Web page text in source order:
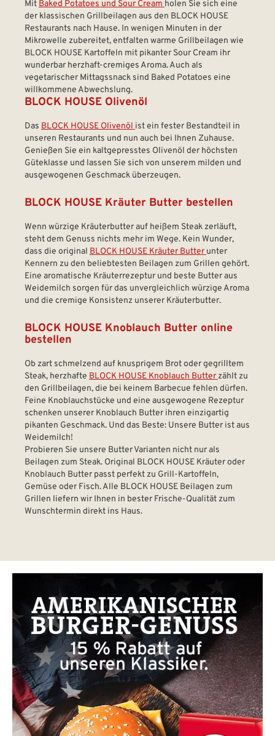
Mit Baked Potatoes und Sour Cream holen Sie sich eine
der klassischen Grillbeilagen aus den BLOCK HOUSE
Restaurants nach Hause. In wenigen Minuten in der
Mikrowelle zubereitet, entfalten warme Grillbeilagen wie
BLOCK HOUSE Kartoffeln mit pikanter Sour Cream ihr
wunderbar herzhaft-cremiges Aroma. Auch als
vegetarischer Mittagssnack sind Baked Potatoes eine
willkommene Abwechslung.
BLOCK HOUSE Olivenöl
Das BLOCK HOUSE Olivenöl ist ein fester Bestandteil in
unseren Restaurants und nun auch bei Ihnen Zuhause.
Genießen Sie ein kaltgepresstes Olivenöl der höchsten
Güteklasse und lassen Sie sich von unserem milden und
ausgewogenen Geschmack überzeugen.
BLOCK HOUSE Kräuter Butter bestellen
Wenn würzige Kräuterbutter auf heißem Steak zerläuft,
steht dem Genuss nichts mehr im Wege. Kein Wunder,
dass die original BLOCK HOUSE Kräuter Butter unter
Kennern zu den beliebtesten Beilagen zum Grillen gehört.
Eine aromatische Kräuterrezeptur und beste Butter aus
Weidemilch sorgen für das unvergleichlich würzige Aroma
und die cremige Konsistenz unserer Kräuterbutter.
BLOCK HOUSE Knoblauch Butter online
bestellen
Ob zart schmelzend auf knusprigem Brot oder gegrilltem
Steak, herzhafte BLOCK HOUSE Knoblauch Butter zählt zu
den Grillbeilagen, die bei keinem Barbecue fehlen dürfen.
Feine Knoblauchstücke und eine ausgewogene Rezeptur
schenken unserer Knoblauch Butter ihren einzigartig
pikanten Geschmack. Und das Beste: Unsere Butter ist aus
Weidemilch!
Probieren Sie unsere Butter Varianten nicht nur als
Beilagen zum Steak. Original BLOCK HOUSE Kräuter oder
Knoblauch Butter passt perfekt zu Grill-Kartoffeln,
Gemüse oder Fisch. Alle BLOCK HOUSE Beilagen zum
Grillen liefern wir Ihnen in bester Frische-Qualität zum
Wunschtermin direkt ins Haus.